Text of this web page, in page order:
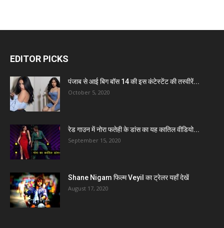
EDITOR PICKS
पंजाब से आई बिग बॉस 14 की इस कंटेस्टेंट की तस्वीरें...
October 5, 2020
रेड गाउन में नोरा फतेही के डांस का यह कातिल वीडियो...
September 15, 2020
Shane Nigam फिल्म Veyil का ट्रेलर यहाँ देखें
August 17, 2020